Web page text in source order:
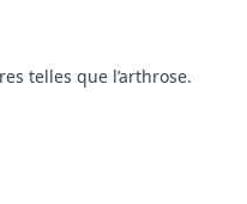
telles que l’arthrose.